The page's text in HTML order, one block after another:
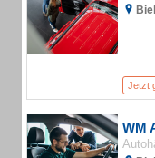
Jetzt
WM